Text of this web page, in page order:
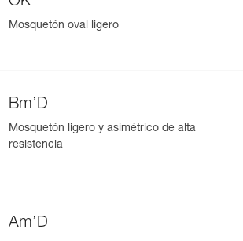
Mosquetón oval ligero
Bm’D
Mosquetón ligero y asimétrico de alta
resistencia
Am’D